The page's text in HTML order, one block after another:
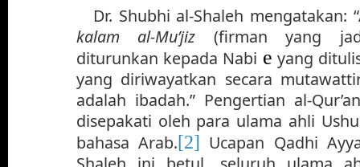
Dr. Shubhi al-Shaleh mengatakan:
kalam al-Mu’jiz (firman yang
diturunkan kepada Nabi e yang
yang diriwayatkan secara
adalah ibadah.” Pengertian al-
disepakati oleh para ulama ahli
bahasa Arab.[2] Ucapan Qadhi